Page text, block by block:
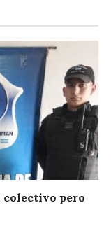
colectivo pero